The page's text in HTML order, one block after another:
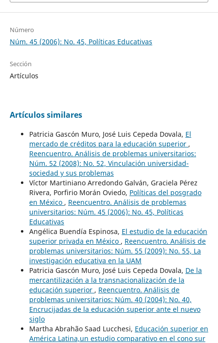
Número
Núm. 45 (2006): No. 45, Políticas Educativas
Sección
Artículos
Artículos similares
Patricia Gascón Muro, José Luis Cepeda Dovala, El
mercado de créditos para la educación superior ,
Reencuentro. Análisis de problemas universitarios:
Núm. 52 (2008): No. 52, Vinculación universidad-
sociedad y sus problemas
Víctor Martiniano Arredondo Galván, Graciela Pérez
Rivera, Porfirio Morán Oviedo, Políticas del posgrado
en México , Reencuentro. Análisis de problemas
universitarios: Núm. 45 (2006): No. 45, Políticas
Educativas
Angélica Buendía Espinosa, El estudio de la educación
superior privada en México , Reencuentro. Análisis de
problemas universitarios: Núm. 55 (2009): No. 55, La
investigación educativa en la UAM
Patricia Gascón Muro, José Luis Cepeda Dovala, De la
mercantilización a la transnacionalización de la
educación superior , Reencuentro. Análisis de
problemas universitarios: Núm. 40 (2004): No. 40,
Encrucijadas de la educación superior ante el nuevo
siglo
Martha Abrahão Saad Lucchesi, Educación superior en
América Latina,un estudio comparativo en el cono sur